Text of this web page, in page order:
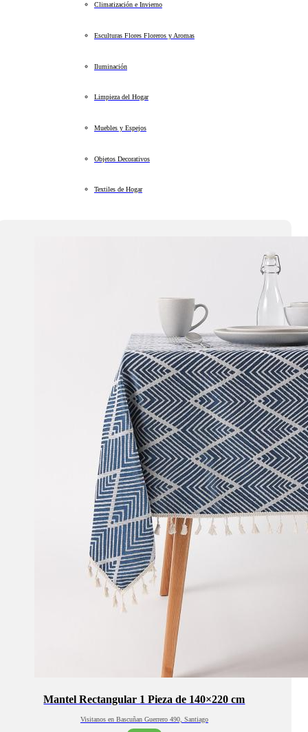
Climatización e Invierno
Esculturas Flores Floreros y Aromas
Iluminación
Limpieza del Hogar
Muebles y Espejos
Objetos Decorativos
Textiles de Hogar
Mantel Rectangular 1 Pieza de 140×220 cm
Visitanos en Bascuñan Guerrero 490, Santiago